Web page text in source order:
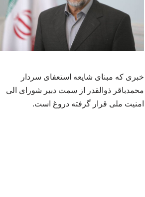
خبری که مبنای شایعه استعفای سردار
محمدباقر ذوالقدر از سمت دبیر شورای الی
امنیت ملی قرار گرفته دروغ است.